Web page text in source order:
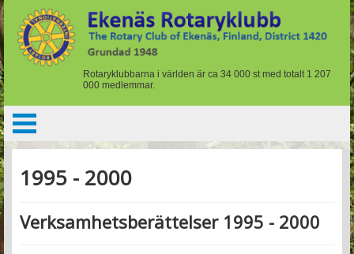
Rotaryklubbarna i världen är ca 34 000 st med totalt 1 207
000 medlemmar.
1995 - 2000
Verksamhetsberättelser 1995 - 2000